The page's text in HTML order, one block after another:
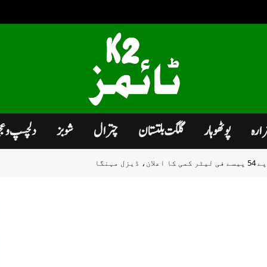
پوٹھوہار گلگت بلتستان چترال شوبز دلچسپ و